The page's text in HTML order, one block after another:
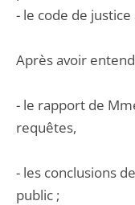
- le code de
Après avoir
- le rapport de
requêtes,
- les conclusions
public ;